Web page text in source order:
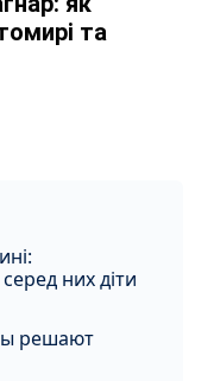
та
них діти
решают